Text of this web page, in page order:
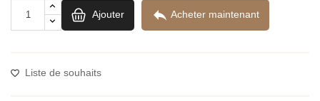
Ajouter  Acheter maintenant
Liste de souhaits